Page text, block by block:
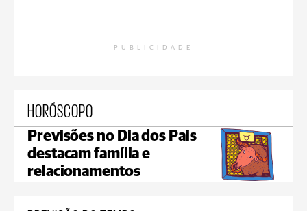
PUBLICIDADE
HORÓSCOPO
Previsões no Dia dos Pais
destacam família e
relacionamentos